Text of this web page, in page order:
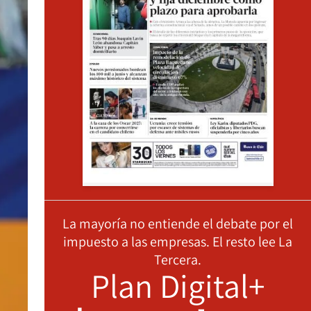
La mayoría no entiende el debate por el
impuesto a las empresas. El resto lee La
Tercera.
Plan Digital+